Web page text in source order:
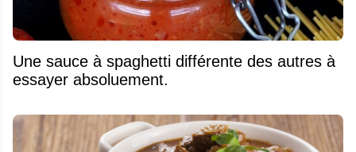
Une sauce à spaghetti différente des autres à
essayer absoluement.